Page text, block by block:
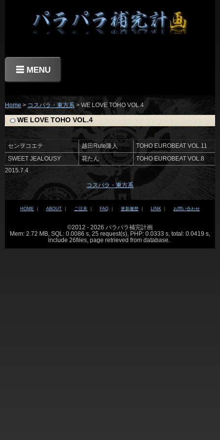
☰ MENU
Home > コスパラ・東方系 > WE LOVE TOHO VOL.4
WE LOVE TOHO VOL.4
センヲコエテ 越田Rute隆人 TOHO EUROBEAT VOL.11
SWEET JEALOUSY 花たん
TOHO EUROBEAT VOL.8
2015.7.4
コスパラ・東方系
HOME ｜ ABOUT ｜ ご注意 ｜ FAQ ｜ 更新履歴 ｜ LINK ｜ お問い合わせ
©2012 - 2026 パラパラ補完計画
Mem: 2.72 MB, SQL: 0.0086 s, 25 request(s), PHP: 0.0333 s, total: 0.0419 s,
include 26files, page retrieved from database.